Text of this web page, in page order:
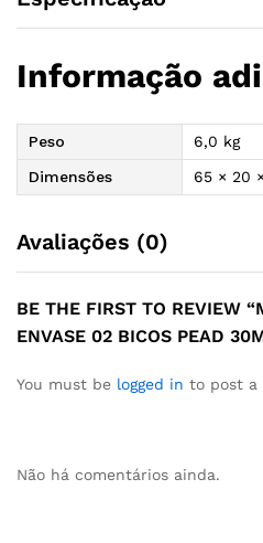
Informação
Peso
6,0 kg
Dimensões
65 × 20
Avaliações (0)
BE THE FIRST TO REVIEW
ENVASE 02 BICOS PEAD
You must be logged in to post a
Não há comentários ainda.